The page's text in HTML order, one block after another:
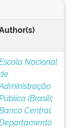
Nacional
(Brasil);
Central.